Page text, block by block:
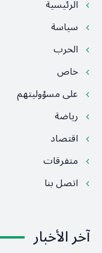
الرئيسية
سياسة
الحرب
خاص
على مسؤوليتهم
رياضة
اقتصاد
متفرقات
اتصل بنا
آخر الأخبار